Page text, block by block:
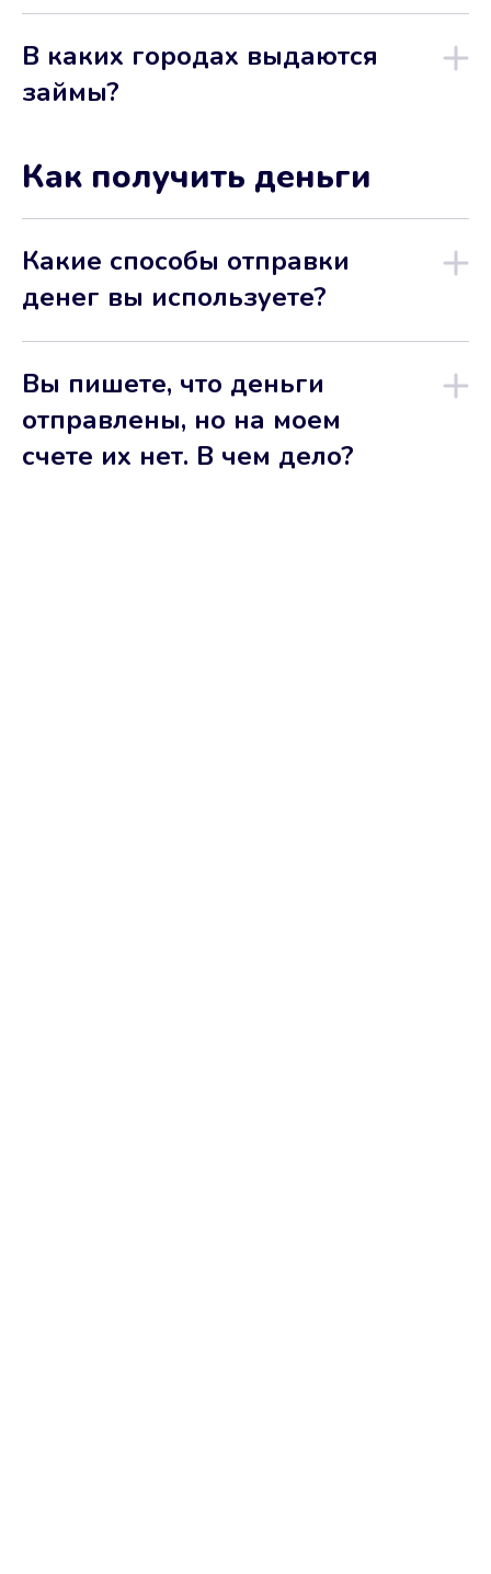
В каких городах выдаются
займы?
Как получить деньги
Какие способы отправки
денег вы используете?
Вы пишете, что деньги
отправлены, но на моем
счете их нет. В чем дело?